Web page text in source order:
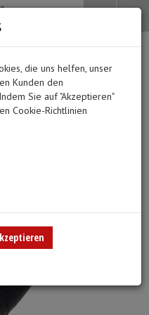
Alle Kategorien
MEDIZINISCHE
Ergebnisse)
Urinbeutel/Beinbeutel
Alle Kategorien
PFLEGE & ALLTAG
Medikation
Urinflaschen &
Alle Kategorien
DIAGNOSTIK &
EKG-Elektroden &
Fieberthermometer
ist momentan leer.
() Fertig
Search
die uns helfen, unser
Kunden den
Sie auf "Akzeptieren"
Cookie-Richtlinien